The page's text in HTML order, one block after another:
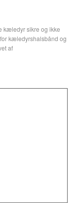
kæledyr sikre og ikke
kæledyrshalsbånd og
af
din hund mod